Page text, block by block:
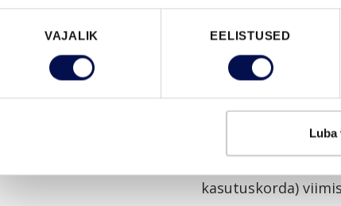
VAJALIK EELISTUSED
Luba
Mustus ja plekid
kasutamist loputa
Kuivanud
Viimistlusvalmis
kasutuskorda)